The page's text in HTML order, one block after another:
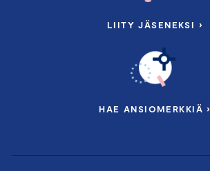
LIITY JÄSENEKSI ›
HAE ANSIOMERKKIÄ ›